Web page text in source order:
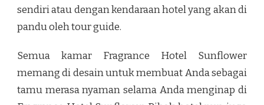
sendiri atau dengan kendaraan hotel yang akan di
pandu oleh tour guide.
Semua kamar Fragrance Hotel Sunflower
memang di desain untuk membuat Anda sebagai
tamu merasa nyaman selama Anda menginap di